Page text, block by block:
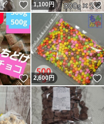
いいね！
1,100円
いいね！
2,600円